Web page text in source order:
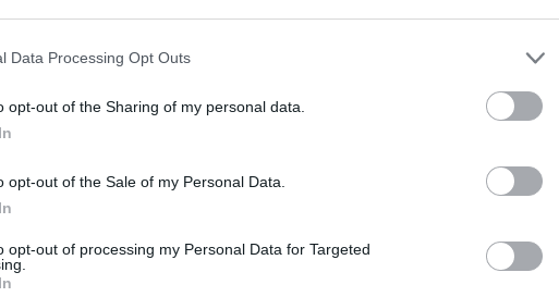
Data Processing Opt Outs
opt-out of the Sharing of my personal data.
opt-out of the Sale of my Personal Data.
opt-out of processing my Personal Data for Targeted
Twitteristä.
erässä vahvempi. Myös toinen erä alkoi Leijonien
maalilla.Ville Pokkalaukoi kiekon kohti maalia
vartioineen